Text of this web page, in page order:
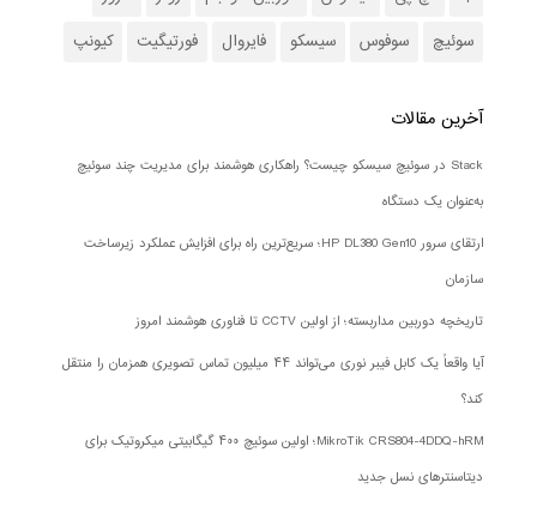
سوئیچ
سوفوس سیسکو فایروال فورتیگیت کیونپ
آخرین مقالات
Stack در سوئیچ سیسکو چیست؟ راهکاری هوشمند برای مدیریت چند سوئیچ
به‌عنوان یک دستگاه
ارتقای سرور HP DL380 Gen10؛ سریع‌ترین راه برای افزایش عملکرد زیرساخت
سازمان
تاریخچه دوربین مداربسته؛ از اولین CCTV تا فناوری هوشمند امروز
آیا واقعاً یک کابل فیبر نوری می‌تواند ۴۴ میلیون تماس تصویری همزمان را منتقل
کند؟
MikroTik CRS804-4DDQ-hRM؛ اولین سوئیچ ۴۰۰ گیگابیتی میکروتیک برای
دیتاسنترهای نسل جدید